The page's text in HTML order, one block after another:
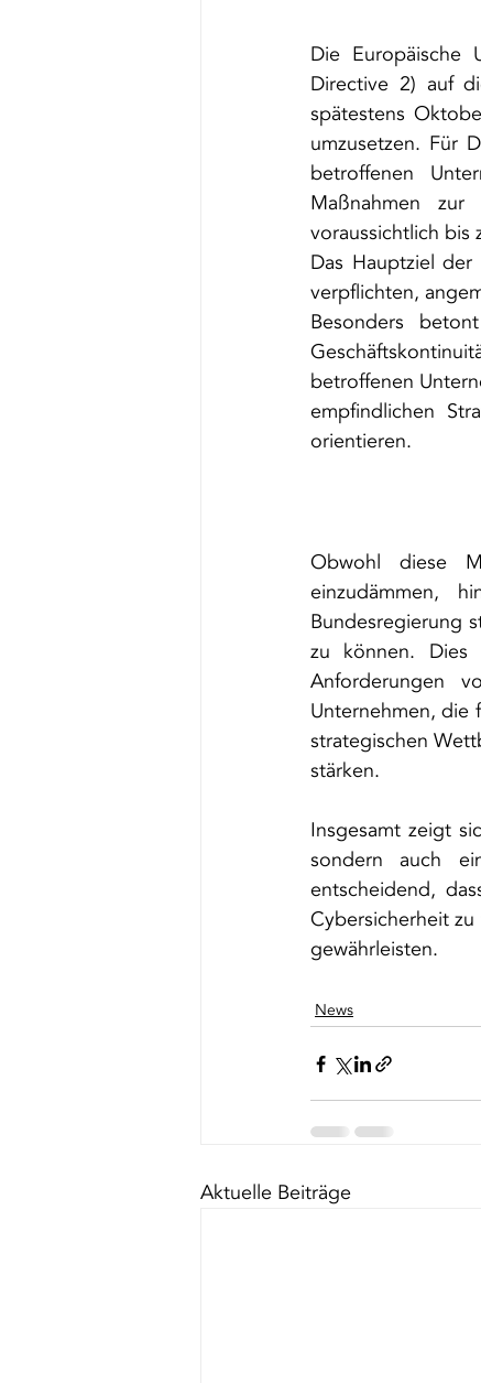
Die Europäische
Directive 2) auf
spätestens
umzusetzen. Für
betroffenen
Maßnahmen
voraussichtlich bis
Das Hauptziel
verpflichten,
Besonders
betroffenen
empfindlichen
orientieren.
Obwohl diese
einzudämmen,
Bundesregierung
zu können.
Anforderungen
Unternehmen, die
strategischen
stärken.
Insgesamt zeigt
sondern auch
entscheidend,
Cybersicherheit
gewährleisten.
News
Aktuelle Beiträge